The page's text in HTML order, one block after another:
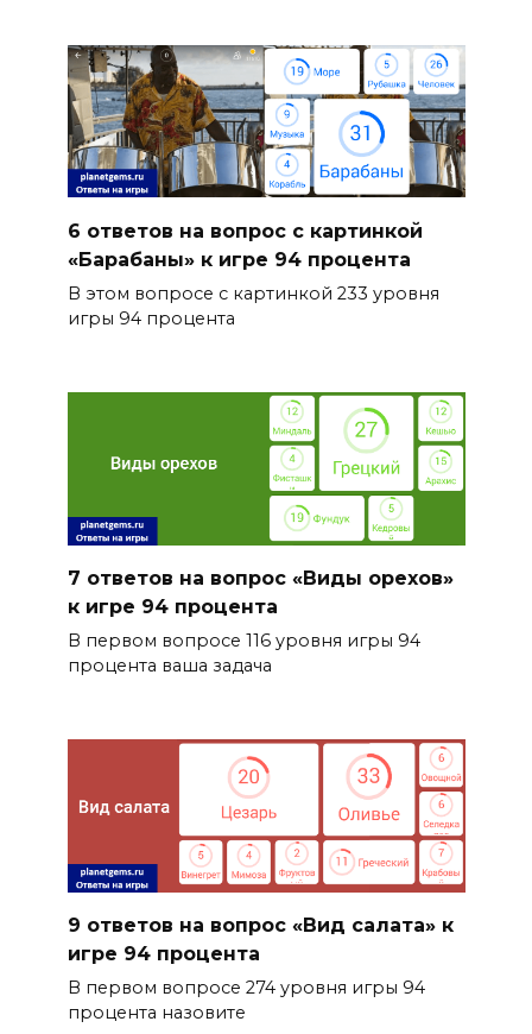
6 ответов на вопрос с картинкой
«Барабаны» к игре 94 процента
В этом вопросе с картинкой 233 уровня
игры 94 процента
7 ответов на вопрос «Виды орехов»
к игре 94 процента
В первом вопросе 116 уровня игры 94
процента ваша задача
9 ответов на вопрос «Вид салата» к
игре 94 процента
В первом вопросе 274 уровня игры 94
процента назовите